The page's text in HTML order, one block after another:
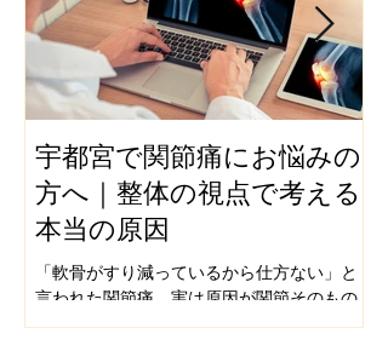
宇都宮で関節痛にお悩みの
方へ｜整体の視点で考える
本当の原因
「軟骨がすり減っているから仕方ない」と
言われた関節痛、実は原因が関節そのもの
ではないケースが多くあります。宇都宮整